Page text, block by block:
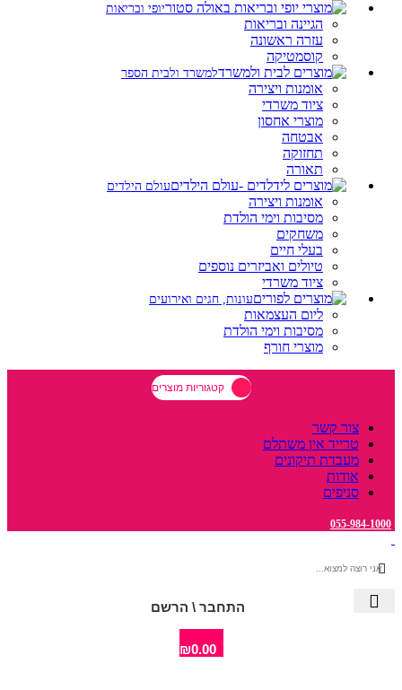
יופי ובריאות
הגיינה ובריאות
עזרה ראשונה
קוסמטיקה
למשרד ולבית הספר
אומנות ויצירה
ציוד משרדי
מוצרי אחסון
אבטחה
תחזוקה
תאורה
עולם הילדים
אומנות ויצירה
מסיבות וימי הולדת
משחקים
בעלי חיים
טיולים ואביזרים נוספים
ציוד משרדי
עונות, חגים ואירועים
ליום העצמאות
מסיבות וימי הולדת
מוצרי חורף
קטגוריות מוצרים
צור קשר
טרייד אין משתלם
מעבדת תיקונים
אודות
סניפים
055-984-1000
התחבר \ הרשם
₪0.00